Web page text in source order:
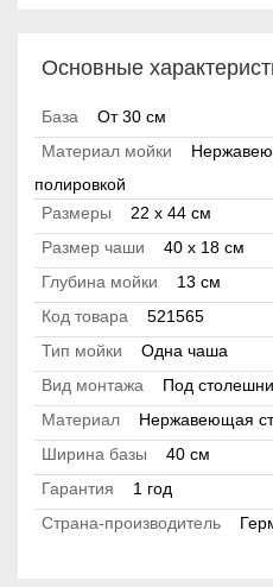
Основные
База
От 30 см
Материал мойки
полировкой
Размеры
22 x 44 см
Размер чаши
40 x 18 см
Глубина мойки
13 см
Код товара
521565
Тип мойки
Одна чаша
Вид монтажа
Под
Материал
Нержавеющая
Ширина базы
40 см
Гарантия
1 год
Страна-производитель